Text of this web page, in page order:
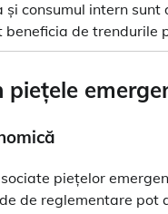
consumul intern
de trendurile
piețele
piețelor
de reglementare pot